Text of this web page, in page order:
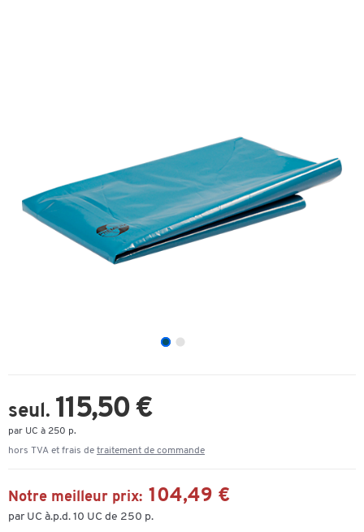
seul. 115,50 €
par UC à 250 p.
hors TVA et frais de traitement de commande
Notre meilleur prix: 104,49 €
par UC à.p.d. 10 UC de 250 p.